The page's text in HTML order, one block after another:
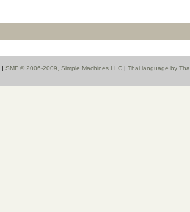
| SMF © 2006-2009, Simple Machines LLC | Thai language by